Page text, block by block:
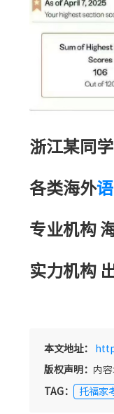
浙江某同学
各类海外
专业机构
实力机构
本文地址：
版权声明： 内
TAG： 托福家